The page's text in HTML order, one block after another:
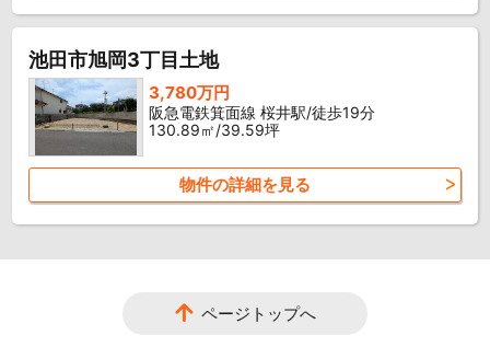
池田市旭岡3丁目土地
3,780万円
阪急電鉄箕面線 桜井駅/徒歩19分
130.89㎡/39.59坪
物件の詳細を見る
ページトップへ